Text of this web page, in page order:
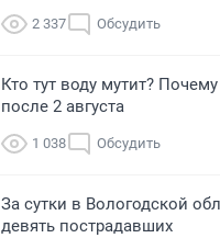
2 337 Обсудить
Кто тут воду мутит?
после 2 августа
1 038 Обсудить
За сутки в Вологодской
девять пострадавших